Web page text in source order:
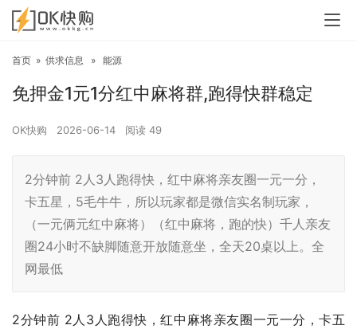
首页 » 供求信息 » 能源
免押金1元1分红中麻将群,跑得快群稳定
OK快购 2026-06-14 阅读 49
2分钟前 2人3人跑得快，红中麻将亲友圈一元一分，
卡五星，5毛牛牛，所以玩家都是微信实名制玩家，
（一元俩元红中麻将）（红中麻将，跑的快）千人亲友
圈24小时不缺脚随意开放随意坐，全天20桌以上。全
网最低
2分钟前 2人3人跑得快，红中麻将亲友圈一元一分，卡五